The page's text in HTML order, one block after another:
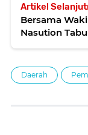
Artikel
Bersama
Nasution
Daerah